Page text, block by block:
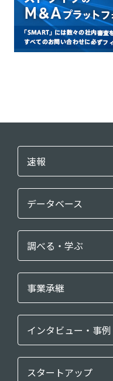
速報
データベース
調べる・学ぶ
事業承継
インタビュー・事例
スタートアップ